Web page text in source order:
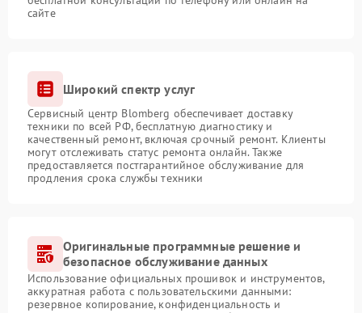
сайте
Широкий спектр услуг
Сервисный центр Blomberg обеспечивает доставку
техники по всей РФ, бесплатную диагностику и
качественный ремонт, включая срочный ремонт. Клиенты
могут отслеживать статус ремонта онлайн. Также
предоставляется постгарантийное обслуживание для
продления срока службы техники
Оригинальные программные решение и
безопасное обслуживание данных
Использование официальных прошивок и инструментов,
аккуратная работа с пользовательскими данными:
резервное копирование, конфиденциальность и